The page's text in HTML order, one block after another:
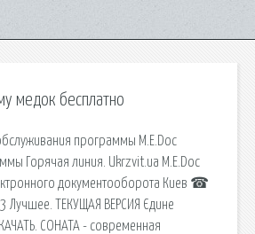
медок бесплатно
программы M.E.Doc
Горячая линия. Ukrzvit.ua M.E.Doc
документооборота Киев ☎
ТЕКУЩАЯ ВЕРСИЯ Єдине
СОНАТА - современная